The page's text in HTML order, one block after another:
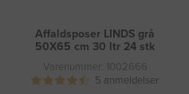
Affaldsposer LINDS grå
50X65 cm 30 ltr 24 stk
Varenummer: 1002666
5 anmeldelser